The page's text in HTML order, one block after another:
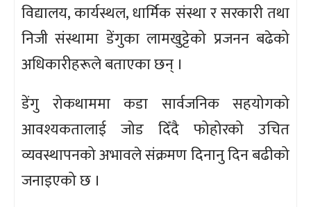
विद्यालय, कार्यस्थल, धार्मिक संस्था र सरकारी तथा
निजी संस्थामा डेंगुका लामखुट्टेको प्रजनन बढेको
अधिकारीहरूले बताएका छन् ।
डेंगु रोकथाममा कडा सार्वजनिक सहयोगको
आवश्यकतालाई जोड दिँदै फोहोरको उचित
व्यवस्थापनको अभावले संक्रमण दिनानु दिन बढीको
जनाइएको छ ।